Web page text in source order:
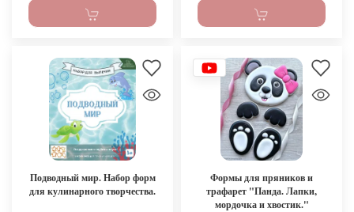
Подводный мир. Набор форм
для кулинарного творчества.
Формы для пряников и
трафарет "Панда. Лапки,
мордочка и хвостик."